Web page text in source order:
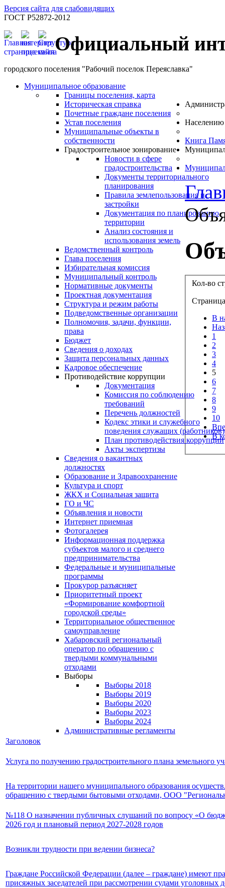
Версия сайта для слабовидящих
ГОСТ Р52872-2012
Официальный
городского поселения "Рабочий поселок Переяславка"
Муниципальное образование
Границы поселения, карта
Историческая справка
Почетные граждане поселения
Устав поселения
Муниципальные объекты в
собственности
Градостроительное зонирование
Новости в сфере
градостроительства
Документы территориального
планирования
Правила землепользования и
застройки
Документация по планированию
территории
Анализ состояния и
использования земель
Ведомственный контроль
Глава поселения
Избирательная комиссия
Муниципальный контроль
Нормативные документы
Проектная документация
Структура и режим работы
Подведомственные организации
Полномочия, задачи, функции,
права
Бюджет
Сведения о доходах
Защита персональных данных
Кадровое обеспечение
Противодействие коррупции
Документация
Комиссия по соблюдению
требований
Перечень должностей
Кодекс этики и служебного
поведения служащих (работников)
План противодействия коррупции
Акты экспертизы
Сведения о вакантных
должностях
Населению
Образование и Здравоохранение
Культура и спорт
ЖКХ и Социальная защита
ГО и ЧС
Объявления и новости
Интернет приемная
Фотогалерея
Информационная поддержка
субъектов малого и среднего
предпринимательства
Федеральные и муниципальные
программы
Прокурор разъясняет
Приоритетный проект
«Формирование комфортной
городской среды»
Территориальное общественное
самоуправление
Хабаровский региональный
оператор по обращению с
твердыми коммунальными
отходами
Выборы
Выборы 2018
Выборы 2019
Выборы 2020
Выборы 2023
Выборы 2024
Книга
Административные регламенты
Кол-во
В
1
2
3
4
5
6
7
8
9
10
В
Заголовок
Услуга по получению градостроительного плана земельного
На территории нашего муниципального образования
обращению с твердыми бытовыми отходами, ООО
№118 О назначении публичных слушаний по вопросу «О
2026 год и плановый период 2027-2028 годов
Возникли трудности при ведении бизнеса?
Граждане Российской Федерации (далее – граждане) имеют
присяжных заседателей при рассмотрении судами уголовных